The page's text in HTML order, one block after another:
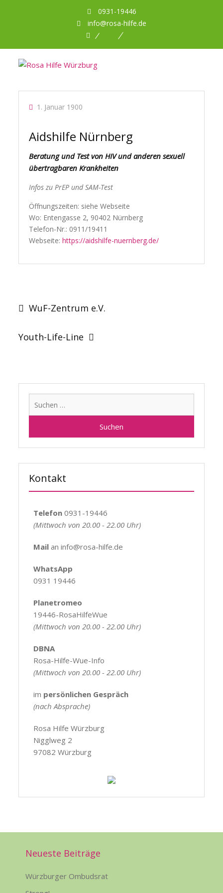
0931-19446
info@rosa-hilfe.de
Facebook
Romeo
1. Januar 1900
Aidshilfe Nürnberg
Beratung und Test von HIV und anderen sexuell
übertragbaren Krankheiten
Infos zu PrEP und SAM-Test
Öffnungszeiten: siehe Webseite
Wo: Entengasse 2, 90402 Nürnberg
Telefon-Nr.: 0911/19411
Webseite:https://aidshilfe-nuernberg.de/
WuF-Zentrum e.V.
Youth-Life-Line
Kontakt
Telefon 0931-19446
(Mittwoch von 20.00 - 22.00 Uhr)
Mail an info@rosa-hilfe.de
WhatsApp
0931 19446
Planetromeo
19446-RosaHilfeWue
(Mittwoch von 20.00 - 22.00 Uhr)
DBNA
Rosa-Hilfe-Wue-Info
(Mittwoch von 20.00 - 22.00 Uhr)
im persönlichen Gespräch
(nach Absprache)
Rosa Hilfe Würzburg
Nigglweg 2
97082 Würzburg
Neueste Beiträge
Würzburger Ombudsrat